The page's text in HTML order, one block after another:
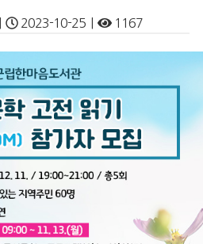
2023-10-25 | 1167